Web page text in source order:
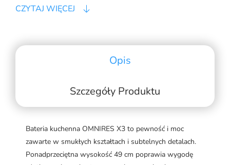
CZYTAJ WIĘCEJ
Opis
Szczegóły Produktu
Bateria kuchenna OMNIRES X3 to pewność i moc
zawarte w smukłych kształtach i subtelnych detalach.
Ponadprzeciętna wysokość 49 cm poprawia wygodę